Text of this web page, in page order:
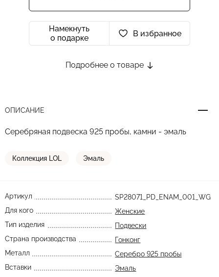
Намекнуть
о подарке
В избранное
Подробнее о товаре
ОПИСАНИЕ
Серебряная подвеска 925 пробы, камни - эмаль
Коллекция LOL Эмаль
Артикул
SP28071_PD_ENAM_001_WG
Для кого
Женские
Тип изделия
Подвески
Страна производства
Гонконг
Металл
Серебро 925 пробы
Вставки
Эмаль